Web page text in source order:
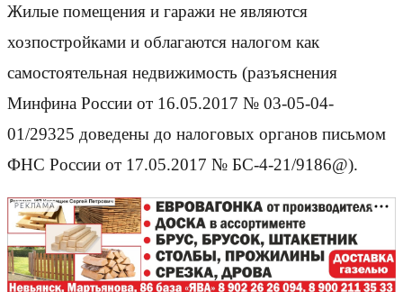
Жилые помещения и гаражи не являются
хозпостройками и облагаются налогом как
самостоятельная недвижимость (разъяснения
Минфина России от 16.05.2017 № 03-05-04-
01/29325 доведены до налоговых органов письмом
ФНС России от 17.05.2017 № БС-4-21/9186@).
РЕКЛАМА